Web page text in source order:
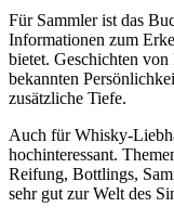
Für Sammler ist das
Informationen zum
bietet. Geschichten
bekannten
zusätzliche Tiefe.
Auch für Whisky-
hochinteressant.
Reifung, Bottlings,
sehr gut zur Welt des